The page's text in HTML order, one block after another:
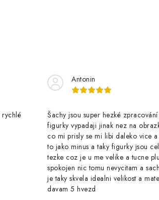
rychlé
Antonin
Šachy jsou super hezké
figurky vypadaji jinak nez na
co mi prisly se mi libi daleko vice a
to jako minus a taky figurky jsou
tezke coz je u me velike a tucne
spokojen nic tomu nevycitam a
je taky skvela idealni velikost a
davam 5 hvezd